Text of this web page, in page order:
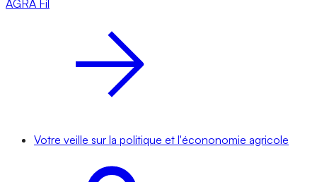
AGRA Fil
Votre veille sur la politique et l'écononomie agricole